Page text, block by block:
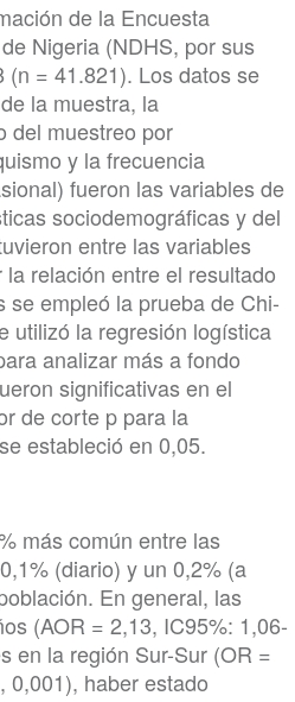
de la Encuesta
Nigeria (NDHS, por sus
= 41.821). Los datos se
la muestra, la
del muestreo por
y la frecuencia
fueron las variables de
sociodemográficas y del
entre las variables
relación entre el resultado
se empleó la prueba de Chi-
utilizó la regresión logística
analizar más a fondo
significativas en el
de corte p para la
estableció en 0,05.
más común entre las
(diario) y un 0,2% (a
En general, las
(AOR = 2,13, IC95%: 1,06-
en la región Sur-Sur (OR =
0,001), haber estado